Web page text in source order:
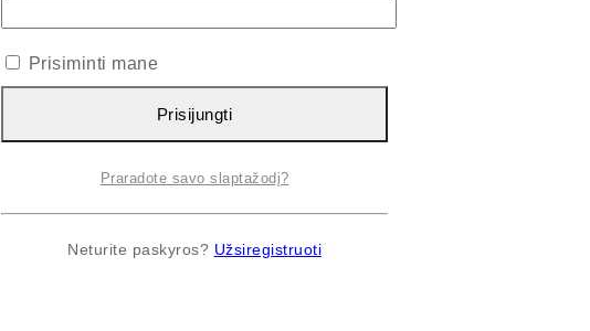
Prisiminti mane
Prisijungti
Praradote savo slaptažodį?
Neturite paskyros? Užsiregistruoti